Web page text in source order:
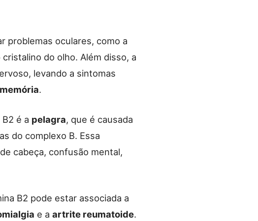
problemas oculares, como a
do olho. Além disso, a
levando a sintomas
.
é a pelagra, que é causada
do complexo B. Essa
cabeça, confusão mental,
B2 pode estar associada a
e a artrite reumatoide.